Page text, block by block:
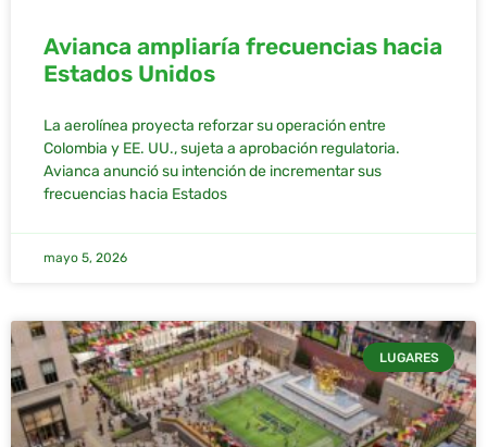
Avianca ampliaría frecuencias hacia
Estados Unidos
La aerolínea proyecta reforzar su operación entre
Colombia y EE. UU., sujeta a aprobación regulatoria.
Avianca anunció su intención de incrementar sus
frecuencias hacia Estados
mayo 5, 2026
LUGARES